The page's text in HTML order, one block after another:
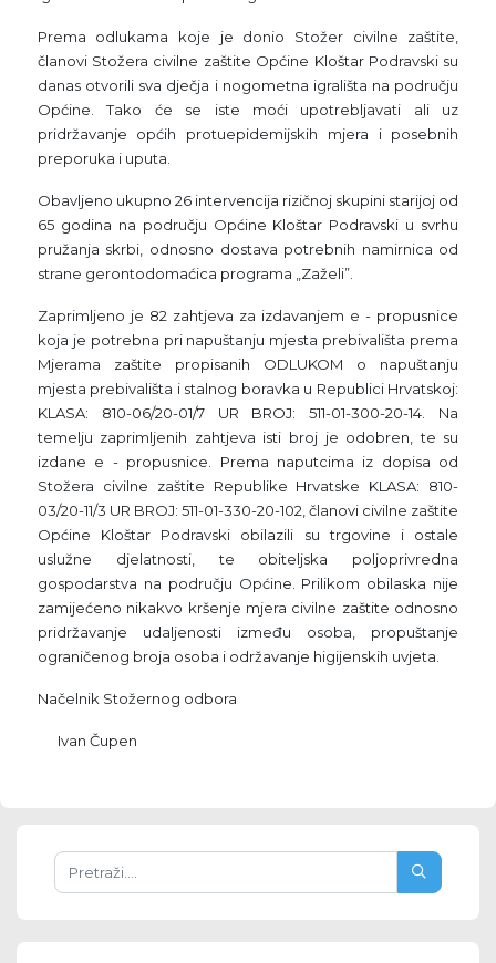
Prema odlukama koje je donio Stožer civilne zaštite,
članovi Stožera civilne zaštite Općine Kloštar Podravski su
danas otvorili sva dječja i nogometna igrališta na području
Općine. Tako će se iste moći upotrebljavati ali uz
pridržavanje općih protuepidemijskih mjera i posebnih
preporuka i uputa.
Obavljeno ukupno 26 intervencija rizičnoj skupini starijoj od
65 godina na području Općine Kloštar Podravski u svrhu
pružanja skrbi, odnosno dostava potrebnih namirnica od
strane gerontodomaćica programa „Zaželi”.
Zaprimljeno je 82 zahtjeva za izdavanjem e - propusnice
koja je potrebna pri napuštanju mjesta prebivališta prema
Mjerama zaštite propisanih ODLUKOM o napuštanju
mjesta prebivališta i stalnog boravka u Republici Hrvatskoj:
KLASA: 810-06/20-01/7 UR BROJ: 511-01-300-20-14. Na
temelju zaprimljenih zahtjeva isti broj je odobren, te su
izdane e - propusnice. Prema naputcima iz dopisa od
Stožera civilne zaštite Republike Hrvatske KLASA: 810-
03/20-11/3 UR BROJ: 511-01-330-20-102, članovi civilne zaštite
Općine Kloštar Podravski obilazili su trgovine i ostale
uslužne djelatnosti, te obiteljska poljoprivredna
gospodarstva na području Općine. Prilikom obilaska nije
zamijećeno nikakvo kršenje mjera civilne zaštite odnosno
pridržavanje udaljenosti između osoba, propuštanje
ograničenog broja osoba i održavanje higijenskih uvjeta.
Načelnik Stožernog odbora
Ivan Čupen